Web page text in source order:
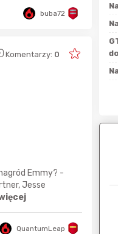
buba72
Komentarzy: 0
Emmy? -
Jesse
QuantumLeap